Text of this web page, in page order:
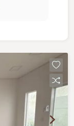
vaga de